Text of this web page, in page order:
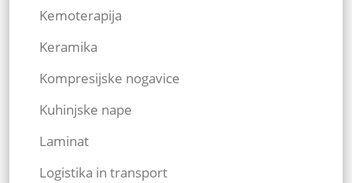
Kemoterapija
Keramika
Kompresijske nogavice
Kuhinjske nape
Laminat
Logistika in transport